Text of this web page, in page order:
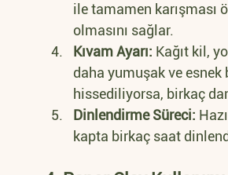
ile tamamen karışması
olmasını sağlar.
Kıvam Ayarı: Kağıt kil,
daha yumuşak ve esnek
hissediliyorsa, birkaç
Dinlendirme Süreci:
kapta birkaç saat